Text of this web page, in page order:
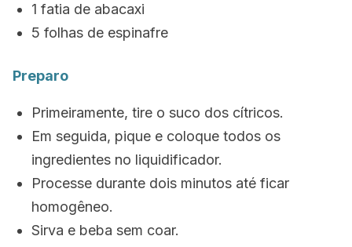
1 fatia de abacaxi
5 folhas de espinafre
Preparo
Primeiramente, tire o suco dos cítricos.
Em seguida, pique e coloque todos os
ingredientes no liquidificador.
Processe durante dois minutos até ficar
homogêneo.
Sirva e beba sem coar.